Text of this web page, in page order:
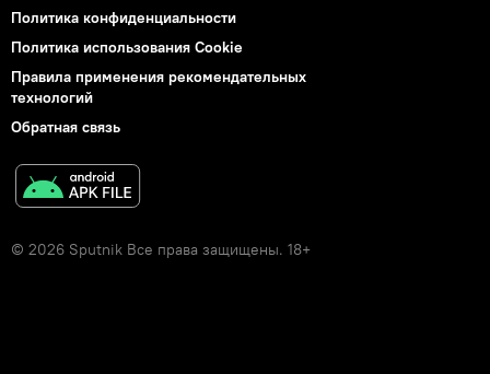
Политика конфиденциальности
Политика использования Cookie
Правила применения рекомендательных
технологий
Обратная связь
© 2026 Sputnik Все права защищены. 18+